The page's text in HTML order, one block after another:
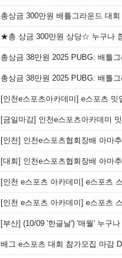
총상금 300만원 배틀그라운드 대회 참여하실분 모십니다
★총 상금 300만원 상당☆ 누구나 참여 가능
총상금 38만원 2025 PUBG: 배틀그라운드 동호인 대
총상금 38만원 2025 PUBG: 배틀그라운드 동호
[인천e스포츠아카데미] e스포츠 밋업 5회차 - e
[금일마감] 인천e스포츠아카데미 밋업 - e스포
[인천] 인천e스포츠협회장배 아마추어 e
[대회] 인천e스포츠협회장배 아마추어 e
[인천 e스포츠 아카데미] e스포츠 스폰서십 / 마케팅
[인천 e스포츠 아카데미] e스포츠 스폰서십 / 마케팅
[부산] (10/09 '한글날') '매월' 누구나 참여
배그 e스포츠 대회 참가모집 마감